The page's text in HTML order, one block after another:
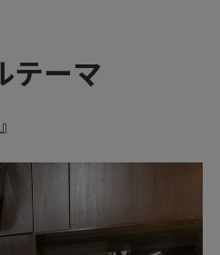
テーマ